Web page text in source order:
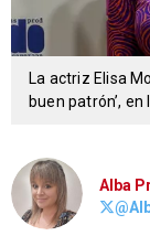
La actriz Elisa
buen patrón’, en
Alba